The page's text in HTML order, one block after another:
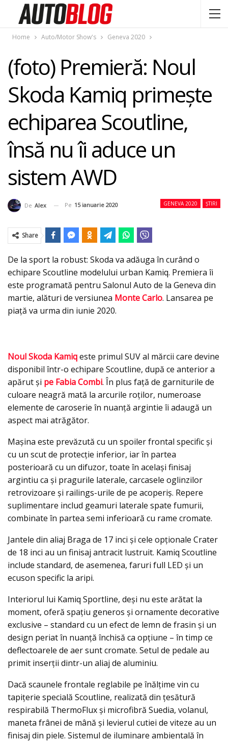
Home Auto/Motor Show's Geneva 2020
(foto) Premieră: Noul
Skoda Kamiq primeşte
echiparea Scoutline,
însă nu îi aduce un
sistem AWD
GENEVA 2020 ȘTIRI
De Alex Pe 15 ianuarie 2020
Share
De la sport la robust: Skoda va adăuga în curând o
echipare Scoutline modelului urban Kamiq. Premiera îi
este programată pentru Salonul Auto de la Geneva din
martie, alături de versiunea Monte Carlo. Lansarea pe
piaţă va urma din iunie 2020.
Noul Skoda Kamiqeste primul SUV al mărcii care devine
disponibil într-o echipare Scoutline, după ce anterior a
apărut şi pe Fabia Combi. În plus față de garniturile de
culoare neagră mată la arcurile roţilor, numeroase
elemente de caroserie în nuanţă argintie îi adaugă un
aspect mai atrăgător.
Maşina este prevăzută cu un spoiler frontal specific şi
cu un scut de protecţie inferior, iar în partea
posterioară cu un difuzor, toate în același finisaj
argintiu ca şi pragurile laterale, carcasele oglinzilor
retrovizoare și railings-urile de pe acoperiș. Repere
suplimentare includ geamuri laterale spate fumurii,
combinate în partea semi inferioară cu rame cromate.
Jantele din aliaj Braga de 17 inci și cele opţionale Crater
de 18 inci au un finisaj antracit lustruit. Kamiq Scoutline
include standard, de asemenea, faruri full LED şi un
ecuson specific la aripi.
Interiorul lui Kamiq Sportline, deşi nu este arătat la
moment, oferă spațiu generos și ornamente decorative
exclusive – standard cu un efect de lemn de frasin și un
design periat în nuanţă închisă ca opțiune – în timp ce
deflectoarele de aer sunt cromate. Setul de pedale au
primit inserţii dintr-un aliaj de aluminiu.
Dacă scaunele frontale reglabile pe înălțime vin cu
tapițerie specială Scoutline, realizată din țesătură
respirabilă ThermoFlux și microfibră Suedia, volanul,
maneta frânei de mână și levierul cutiei de viteze au un
finisaj din piele. Sistemul de iluminare ambientală în